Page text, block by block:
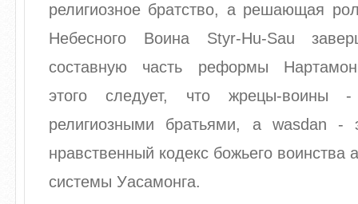
религиозное братство, а решающая
Небесного Воина Styr-Hu-Sau
составную часть реформы
этого следует, что жрецы-воины
религиозными братьями, а wasdan -
нравственный кодекс божьего воинства
системы Уасамонга.